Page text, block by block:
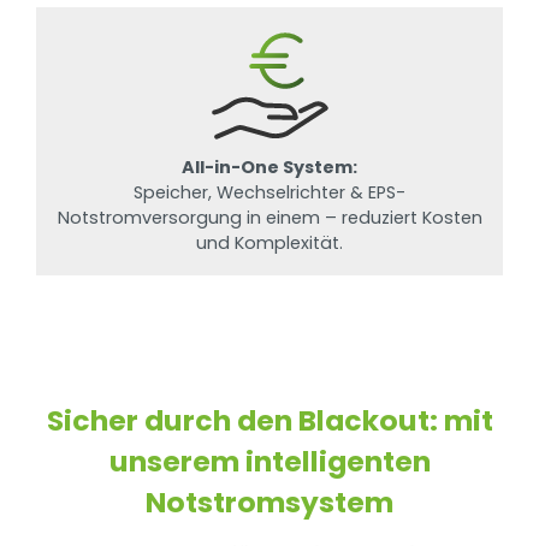
All-in-One System:
Speicher, Wechselrichter & EPS-
Notstromversorgung in einem – reduziert Kosten
und Komplexität.
Sicher durch den Blackout: mit
unserem intelligenten
Notstromsystem